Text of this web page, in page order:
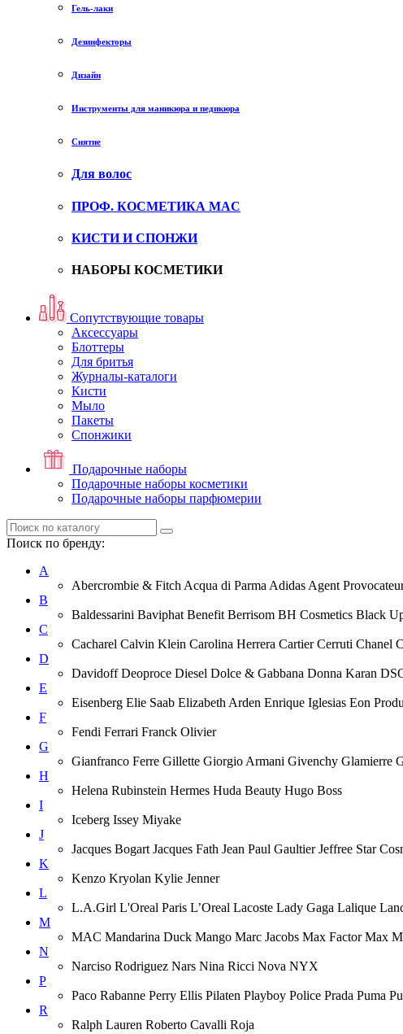
Гель-лаки
Дезинфекторы
Дизайн
Инструменты для маникюра и педикюра
Снятие
Для волос
ПРОФ. КОСМЕТИКА MAC
КИСТИ И СПОНЖИ
НАБОРЫ КОСМЕТИКИ
Сопутствующие товары
Аксессуары
Блоттеры
Для бритья
Журналы-каталоги
Кисти
Мыло
Пакеты
Спонжики
Подарочные наборы
Подарочные наборы косметики
Подарочные наборы парфюмерии
Поиск по бренду:
A
Abercrombie & Fitch Acqua di Parma Adidas Agent
B
Baldessarini Baviphat Benefit Berrisom BH Cosmetics Black
C
Cacharel Calvin Klein Carolina Herrera Cartier Cerruti
D
Davidoff Deoproce Diesel Dolce & Gabbana Donna Karan
E
Eisenberg Elie Saab Elizabeth Arden Enrique Iglesias Eon
F
Fendi Ferrari Franck Olivier
G
Gianfranco Ferre Gillette Giorgio Armani Givenchy Glamierre
H
Helena Rubinstein Hermes Huda Beauty Hugo Boss
I
Iceberg Issey Miyake
J
Jacques Bogart Jacques Fath Jean Paul Gaultier Jeffree Star
K
Kenzo Kryolan Kylie Jenner
L
L.A.Girl L'Oreal Paris L’Oreal Lacoste Lady Gaga Lalique
M
MAC Mandarina Duck Mango Marc Jacobs Max Factor Max
N
Narciso Rodriguez Nars Nina Ricci Nova NYX
P
Paco Rabanne Perry Ellis Pilaten Playboy Police Prada Puma
R
Ralph Lauren Roberto Cavalli Roja